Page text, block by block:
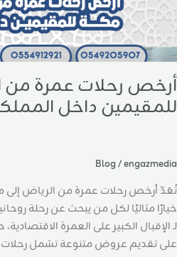
أرخص رحلات عمرة من
للمقيمين داخل
Blog/engazmedia
تُعَدّ أرخص رحلات عمرة من الرياض إلى
خيارًا مثاليًا لكل من يبحث عن رحلة
لـ الإقبال الكبير على العمرة
على تقديم عروض متنوعة تشمل